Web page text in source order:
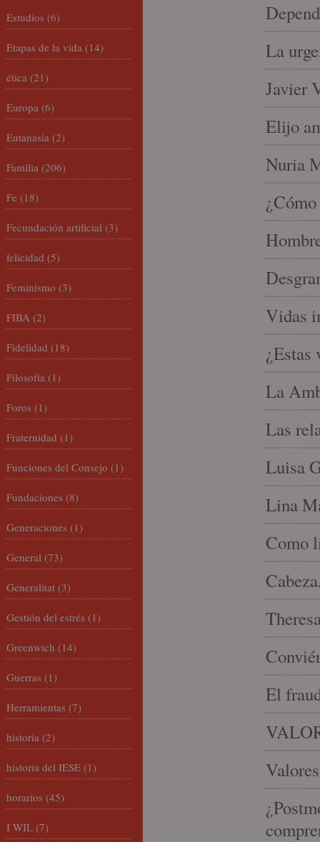
La
Javier
Elijo
Nuria
Vidas
¿Estas
La
Las
Luisa
Lina
Como
El
Estudios (6)
Etapas de la vida (14)
ética (21)
Europa (6)
Eutanasia (2)
Familia (206)
Fe (18)
Fecundación artificial (3)
felicidad (5)
Feminismo (3)
FIBA (2)
Fidelidad (18)
Filosofía (1)
Foros (1)
Fraternidad (1)
Funciones del Consejo (1)
Fundaciones (8)
Generaciones (1)
General (73)
Generalitat (3)
Gestión del estrés (1)
Greenwich (14)
Guerras (1)
Herramientas (7)
historia (2)
historia del IESE (1)
horarios (45)
I WIL (7)